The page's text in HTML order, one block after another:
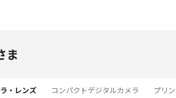
ま
・レンズ コンパクトデジタルカメラ プリ